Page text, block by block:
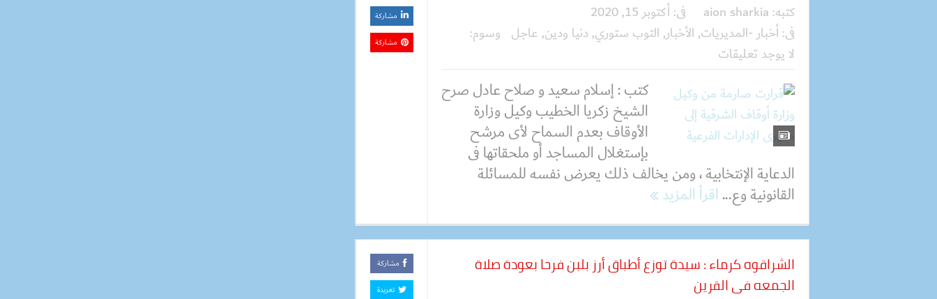
كتبه: aion sharkia فى:أكتوبر 15, 2020
فى:أخبار -المديريات, الأخبار, التوب ستوري, دنيا ودين, عاجل وسوم:
لا يوجد تعليقات
كتب : إسلام سعيد و صلاح عادل صرح
الشيخ زكريا الخطيب وكيل وزارة
الأوقاف بعدم السماح لأى مرشح
بإستغلال المساجد أو ملحقاتها فى
الدعاية الإنتخابية ، ومن يخالف ذلك يعرض نفسه للمسائلة
القانونية وع...اقرأ المزيد
مشاركة
مشاركة
الشراقوه كرماء : سيدة توزع أطباق أرز بلبن فرحا بعودة صلاة
الجمعه فى القرين
مشاركة
تغريدة